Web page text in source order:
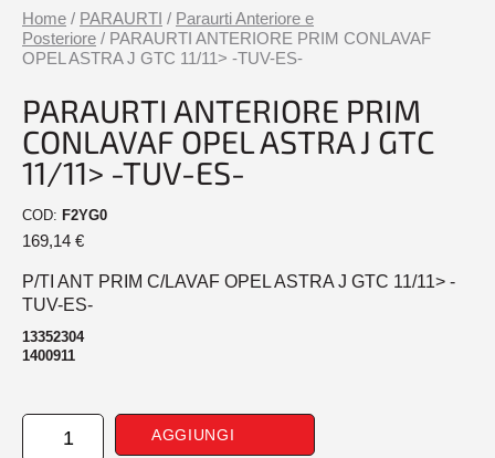
Home / PARAURTI / Paraurti Anteriore e
Posteriore / PARAURTI ANTERIORE PRIM CONLAVAF
OPEL ASTRA J GTC 11/11> -TUV-ES-
PARAURTI ANTERIORE PRIM
CONLAVAF OPEL ASTRA J GTC
11/11> -TUV-ES-
COD: F2YG0
169,14 €
P/TI ANT PRIM C/LAVAF OPEL ASTRA J GTC 11/11> -
TUV-ES-
13352304
1400911
PARAURTI
ANTERIORE
AGGIUNGI